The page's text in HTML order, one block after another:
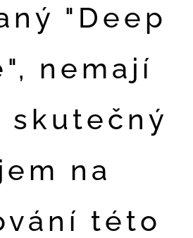
"Deep
nemají
skutečný
na
této